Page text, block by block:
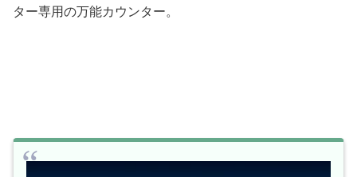
ター専用の万能カウンター。